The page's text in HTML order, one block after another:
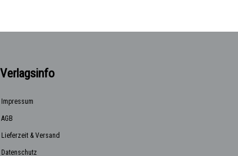
Verlagsinfo
Impressum
AGB
Lieferzeit & Versand
Datenschutz